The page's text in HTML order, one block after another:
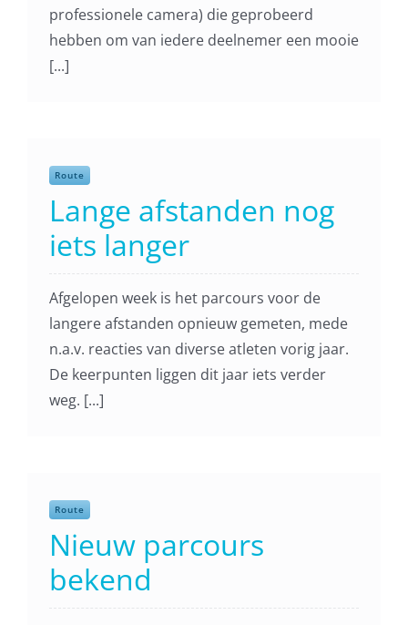
professionele camera) die geprobeerd
hebben om van iedere deelnemer een mooie
[...]
Route
Lange afstanden nog
iets langer
Afgelopen week is het parcours voor de
langere afstanden opnieuw gemeten, mede
n.a.v. reacties van diverse atleten vorig jaar.
De keerpunten liggen dit jaar iets verder
weg. [...]
Route
Nieuw parcours
bekend